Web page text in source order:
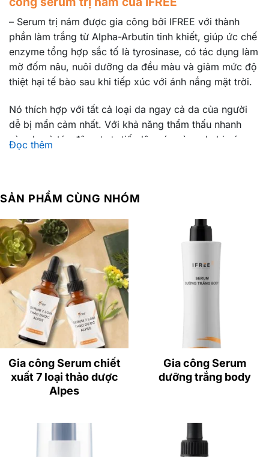
– Serum trị nám được gia công bởi IFREE với thành
phần làm trắng từ Alpha-Arbutin tinh khiết, giúp ức chế
enzyme tổng hợp sắc tố là tyrosinase, có tác dụng làm
mờ đốm nâu, nuôi dưỡng da đều màu và giảm mức độ
thiệt hại tế bào sau khi tiếp xúc với ánh nắng mặt trời.
Nó thích hợp với tất cả loại da ngay cả da của người
dễ bị mẩn cảm nhất. Với khả năng thẩm thấu nhanh
vào da và tác động trực tiếp lên các vùng da bị nám,
Đọc thêm
SẢN PHẨM CÙNG NHÓM
Gia công Serum chiết
xuất 7 loại thảo dược
Alpes
Gia công Serum
dưỡng trắng body